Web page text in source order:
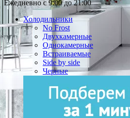
Ежедневно с 9:00 до 21:00
Холодильники
No Frost
Двухкамерные
Однокамерные
Встраиваемые
Side by side
Черные